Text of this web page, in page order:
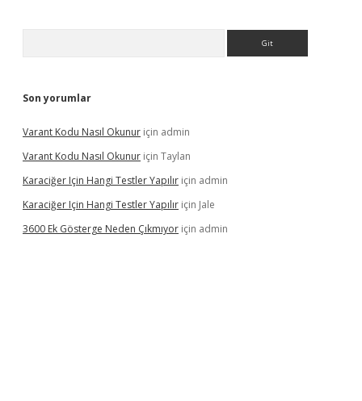
Son yorumlar
Varant Kodu Nasıl Okunur için admin
Varant Kodu Nasıl Okunur için Taylan
Karaciğer Için Hangi Testler Yapılır için admin
Karaciğer Için Hangi Testler Yapılır için Jale
3600 Ek Gösterge Neden Çıkmıyor için admin